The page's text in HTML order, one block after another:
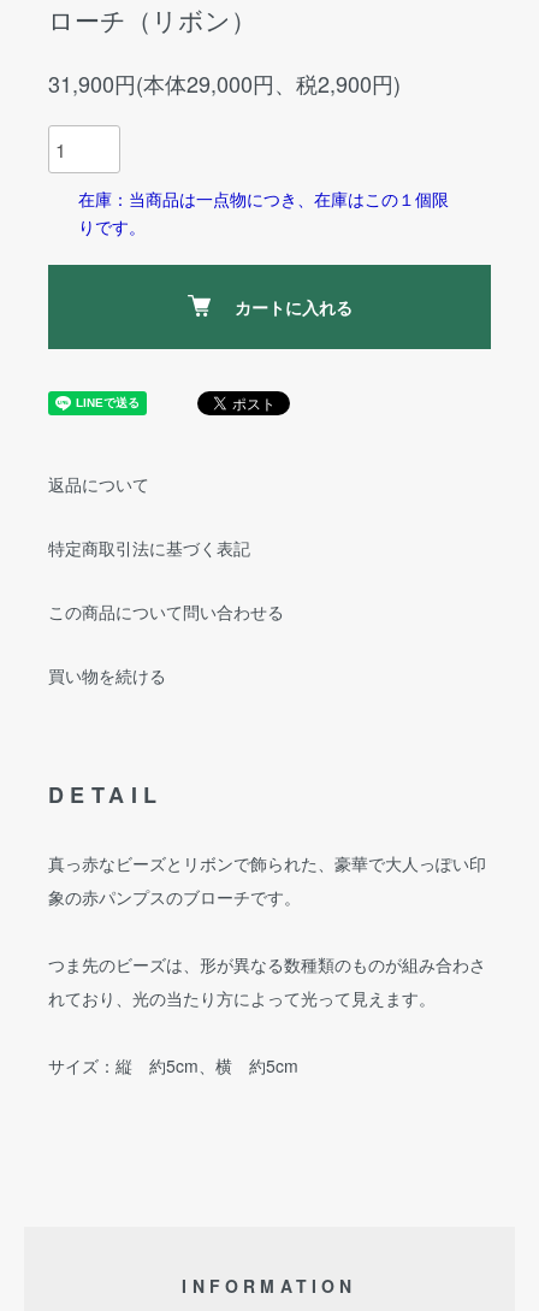
ローチ（リボン）
31,900円(本体29,000円、税2,900円)
在庫：当商品は一点物につき、在庫はこの１個限
りです。
カートに入れる
返品について
特定商取引法に基づく表記
この商品について問い合わせる
買い物を続ける
DETAIL
真っ赤なビーズとリボンで飾られた、豪華で大人っぽい印
象の赤パンプスのブローチです。
つま先のビーズは、形が異なる数種類のものが組み合わさ
れており、光の当たり方によって光って見えます。
サイズ：縦 約5cm、横 約5cm
INFORMATION